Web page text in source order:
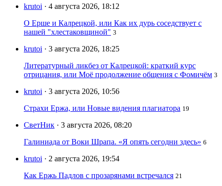
krutoi · 4 августа 2026, 18:12
О Ерше и Калрецкой, или Как их дурь соседствует с
нашей "хлестаковщиной" 3
krutoi · 3 августа 2026, 18:25
Литературный ликбез от Калрецкой: краткий курс
отрицания, или Моё продолжение общения с Фомичём 3
krutoi · 3 августа 2026, 10:56
Страхи Ержа, или Новые видения плагиатора 19
СветНик · 3 августа 2026, 08:20
Галиниада от Воки Шрапа. «Я опять сегодни здесь» 6
krutoi · 2 августа 2026, 19:54
Как Ержь Падлов с прозарянами встречался 21